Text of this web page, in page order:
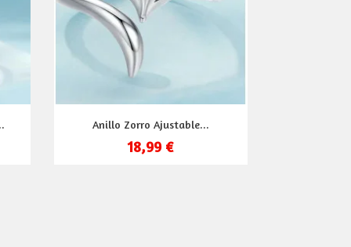
Vista rápida
Anillo Zorro Ajustable...
18,99 €